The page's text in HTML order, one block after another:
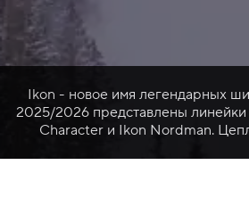
Ikon - новое имя легендарных
2025/2026 представлены
Character и Ikon Nordman.